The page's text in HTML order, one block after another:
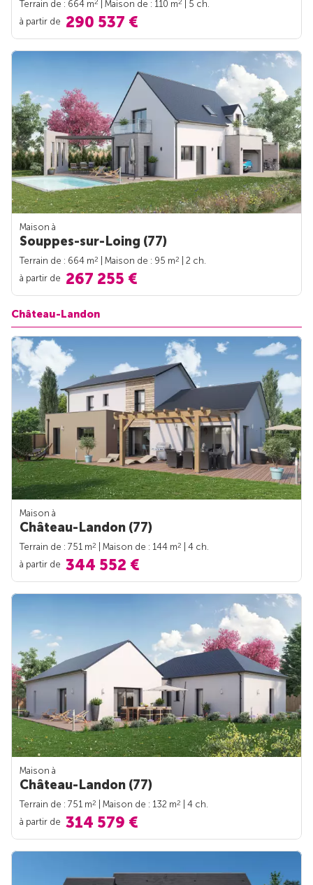
Terrain de : 664 m2 | Maison de : 110 m2
| 5 ch.
à partir de 290 537 €
Maison à
Souppes-sur-Loing (77)
Terrain de : 664 m2 | Maison de : 95 m2
| 2 ch.
à partir de 267 255 €
Château-Landon
Maison à
Château-Landon (77)
Terrain de : 751 m2 | Maison de : 144 m2
| 4 ch.
à partir de 344 552 €
Maison à
Château-Landon (77)
Terrain de : 751 m2 | Maison de : 132 m2
| 4 ch.
à partir de 314 579 €